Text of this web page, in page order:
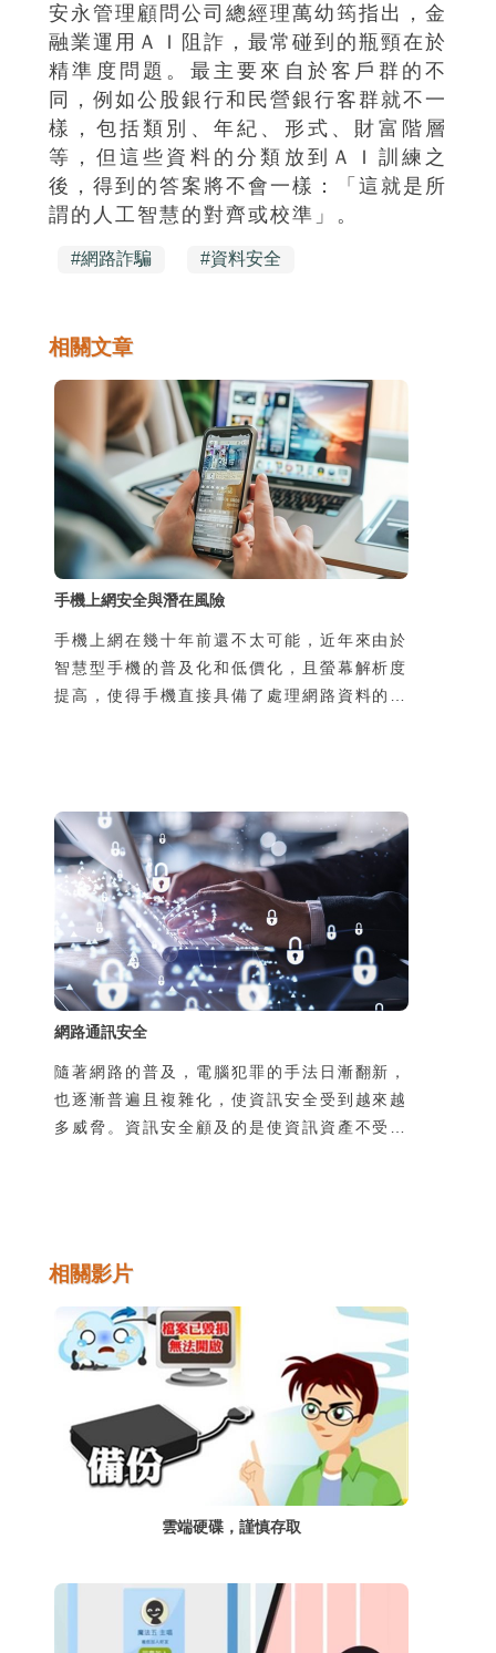
安永管理顧問公司總經理萬幼筠指出，金
融業運用ＡＩ阻詐，最常碰到的瓶頸在於
精準度問題。最主要來自於客戶群的不
同，例如公股銀行和民營銀行客群就不一
樣，包括類別、年紀、形式、財富階層
等，但這些資料的分類放到ＡＩ訓練之
後，得到的答案將不會一樣：「這就是所
謂的人工智慧的對齊或校準」。
#網路詐騙 #資料安全
相關文章
手機上網安全與潛在風險
手機上網在幾十年前還不太可能，近年來由於
智慧型手機的普及化和低價化，且螢幕解析度
提高，使得手機直接具備了處理網路資料的能
是私用或是經過公司網路管理人員保護，如今
透過手機在陌生的地方使用別人的線路上網，
可能導致通訊內容被竊聽，第二個原因是由於
使用了惡意的App卻不瞭解其風險，也可能導
致個資外洩，並且可能導致本人手機的發話或
簡訊功能被盜用，所
網路通訊安全
隨著網路的普及，電腦犯罪的手法日漸翻新，
也逐漸普遍且複雜化，使資訊安全受到越來越
多威脅。資訊安全顧及的是使資訊資產不受到
解並培養良好的使用習慣是很重要的。
相關影片
雲端硬碟，謹慎存取